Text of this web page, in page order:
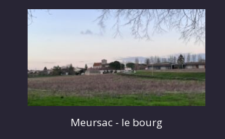
Meursac - le bourg